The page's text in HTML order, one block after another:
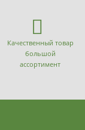
Качественный товар
большой
ассортимент